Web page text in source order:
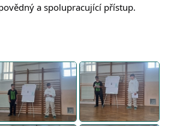
a spolupracující přístup.